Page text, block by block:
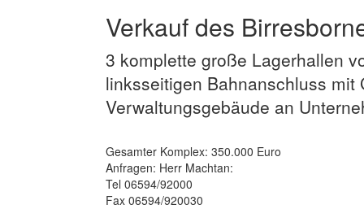
Verkauf des
3 komplette große Lagerhallen
linksseitigen Bahnanschluss
Verwaltungsgebäude an
Gesamter Komplex: 350.000 Euro
Anfragen: Herr Machtan:
Tel 06594/92000
Fax 06594/920030